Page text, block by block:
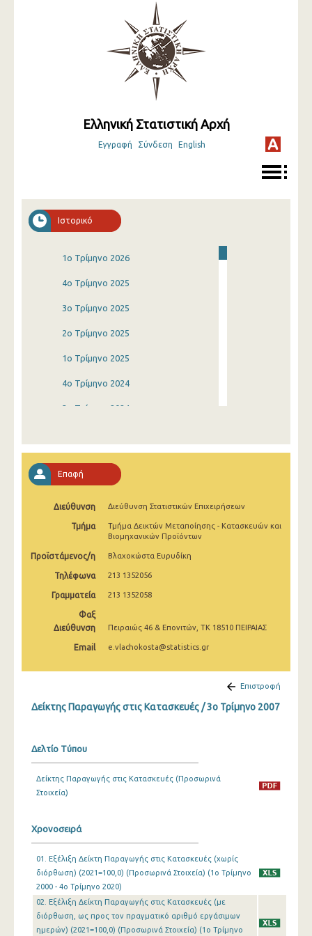
Ελληνική Στατιστική Αρχή
Εγγραφή Σύνδεση English
Ιστορικό
1o Τρίμηνο 2026
4o Τρίμηνο 2025
3o Τρίμηνο 2025
2o Τρίμηνο 2025
1o Τρίμηνο 2025
4o Τρίμηνο 2024
3o Τρίμηνο 2024
4o Τρίμηνο 2023
3o Τρίμηνο 2023
2o Τρίμηνο 2023
1o Τρίμηνο 2023
3o Τρίμηνο 2022
2o Τρίμηνο 2022
3o Τρίμηνο 2021
4o Τρίμηνο 2020
2o Τρίμηνο 2020
1o Τρίμηνο 2020
4o Τρίμηνο 2019
3o Τρίμηνο 2019
Επαφή
Διεύθυνση Διεύθυνση Στατιστικών Επιχειρήσεων
Τμήμα
Τμήμα Δεικτών Μεταποίησης - Κατασκευών και
Βιομηχανικών Προϊόντων
Προϊστάμενος/η Βλαχοκώστα Ευρυδίκη
Τηλέφωνα 213 1352056
Γραμματεία 213 1352058
Φαξ
Διεύθυνση
Πειραιώς 46 & Επονιτών, ΤΚ 18510 ΠΕΙΡΑΙΑΣ
Email e.vlachokosta@statistics.gr
Επιστροφή
Δείκτης Παραγωγής στις Κατασκευές / 3o Τρίμηνο 2007
Δελτίο Τύπου
Δείκτης Παραγωγής στις Κατασκευές (Προσωρινά
Στοιχεία)
Χρονοσειρά
01. Εξέλιξη Δείκτη Παραγωγής στις Κατασκευές (χωρίς
διόρθωση) (2021=100,0) (Προσωρινά Στοιχεία) (1o Τρίμηνο
2000 - 4o Τρίμηνο 2020)
02. Εξέλιξη Δείκτη Παραγωγής στις Κατασκευές (με
διόρθωση, ως προς τον πραγματικό αριθμό εργάσιμων
ημερών) (2021=100,0) (Προσωρινά Στοιχεία) (1o Τρίμηνο